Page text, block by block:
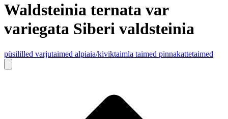
Waldsteinia ternata var
variegata Siberi valdsteinia
püsililled varjutaimed alpiaia/kiviktaimla taimed pinnakattetaimed